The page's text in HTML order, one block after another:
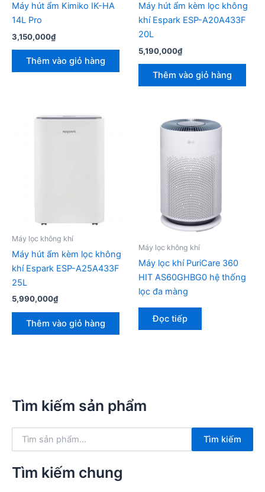
Máy hút ẩm Kimiko IK-HA
14L Pro
3,150,000₫
Thêm vào giỏ hàng
Máy hút ẩm kèm lọc không
khí Espark ESP-A20A433F
20L
5,190,000₫
Thêm vào giỏ hàng
Máy lọc không khí
Máy hút ẩm kèm lọc không
khí Espark ESP-A25A433F
25L
5,990,000₫
Thêm vào giỏ hàng
Máy lọc không khí
Máy lọc khí PuriCare 360
HIT AS60GHBG0 hệ thống
lọc đa màng
Đọc tiếp
Tìm kiếm sản phẩm
k
Tìm kiếm
Tìm kiếm chung